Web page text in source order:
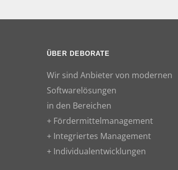
ÜBER DEBORATE
Wir sind Anbieter von modernen
Softwarelösungen
in den Bereichen
+ Fördermittelmanagement
+ Integriertes Management
+ Individualentwicklungen